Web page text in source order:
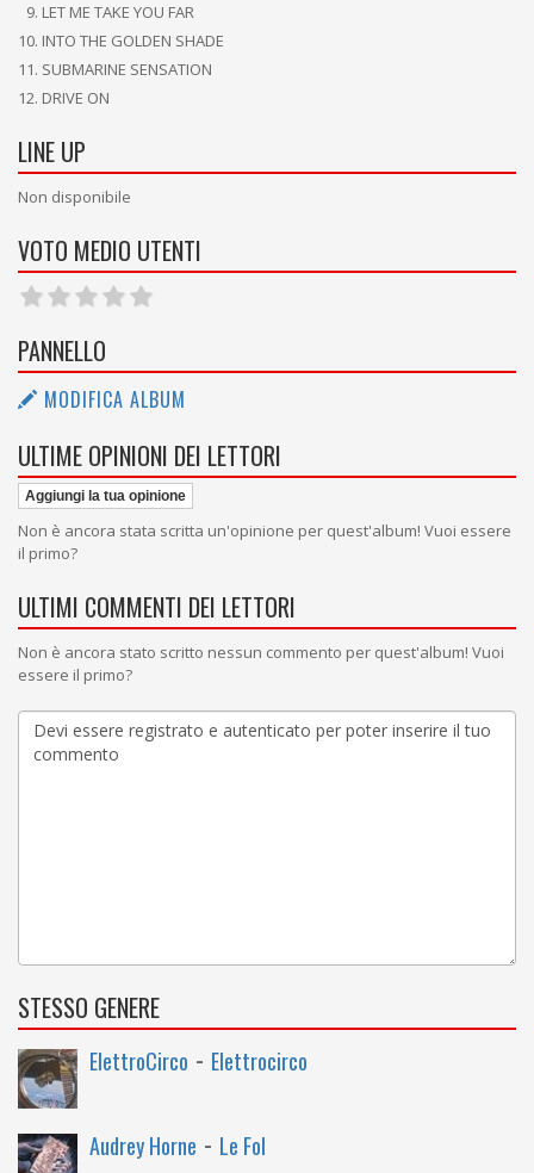
LET ME TAKE YOU FAR
INTO THE GOLDEN SHADE
SUBMARINE SENSATION
DRIVE ON
LINE UP
Non disponibile
VOTO MEDIO UTENTI
PANNELLO
MODIFICA ALBUM
ULTIME OPINIONI DEI LETTORI
Aggiungi la tua opinione
Non è ancora stata scritta un'opinione per quest'album! Vuoi essere
il primo?
ULTIMI COMMENTI DEI LETTORI
Non è ancora stato scritto nessun commento per quest'album! Vuoi
essere il primo?
STESSO GENERE
ElettroCirco - Elettrocirco
Audrey Horne - Le Fol